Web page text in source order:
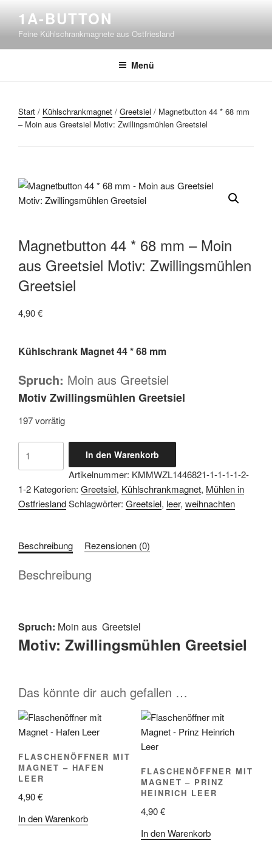
Inhalt
springen
1A-BUTTON
Feine Kühlschrankmagnete aus Ostfriesland
Menü
Start / Kühlschrankmagnet / Greetsiel / Magnetbutton 44 * 68 mm
– Moin aus Greetsiel Motiv: Zwillingsmühlen Greetsiel
Magnetbutton 44 * 68 mm – Moin
aus Greetsiel Motiv: Zwillingsmühlen
Greetsiel
4,90€
Kühlschrank Magnet 44 * 68 mm
Spruch: Moin aus Greetsiel
Motiv Zwillingsmühlen Greetsiel
197 vorrätig
68
mm
aus
Motiv:
Menge
In den Warenkorb
Artikelnummer: KMMWZL1446821-1-1-1-1-2-
1-2 Kategorien: Greetsiel, Kühlschrankmagnet, Mühlen in
OstfrieslandSchlagwörter: Greetsiel, leer, weihnachten
Beschreibung Rezensionen (0)
Beschreibung
Spruch: Moin aus Greetsiel
Motiv: Zwillingsmühlen Greetsiel
Das könnte dir auch gefallen …
FLASCHENÖFFNER MIT
MAGNET – HAFEN
LEER
4,90€
In den Warenkorb
FLASCHENÖFFNER MIT
MAGNET – PRINZ
HEINRICH LEER
4,90€
In den Warenkorb